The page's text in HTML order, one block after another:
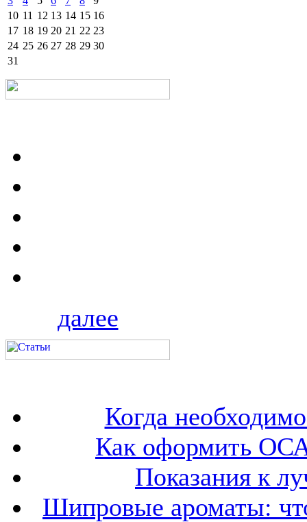
10 11 12 13 14 15 16
17 18 19 20 21 22 23
24 25 26 27 28 29 30
31
далее
Когда
Как оформить
Показания к
Шипровые ароматы: